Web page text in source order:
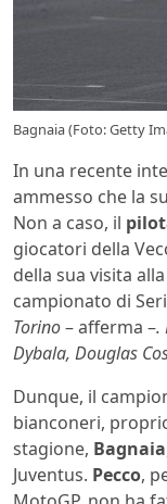
Bagnaia (Foto: Getty
In una recente
ammesso che la
Non a caso, il
giocatori della
della sua visita
campionato di
Torino– afferma –.
Dybala, Douglas
Dunque, il
bianconeri,
stagione, Bagnaia
Juventus. Pecco,